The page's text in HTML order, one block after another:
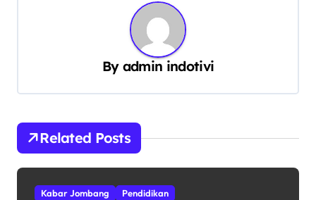
o
By admin indotivi
Related Posts
Kabar Jombang Pendidikan